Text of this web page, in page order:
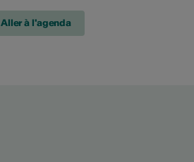
Aller à l'agenda